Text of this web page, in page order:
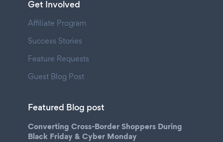
Get Involved
Affiliate Program
Success Stories
Feature Requests
Guest Blog Post
Featured Blog post
Converting Cross-Border Shoppers During
Black Friday & Cyber Monday